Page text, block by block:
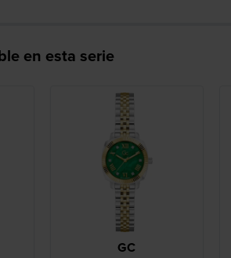
en esta serie
GC